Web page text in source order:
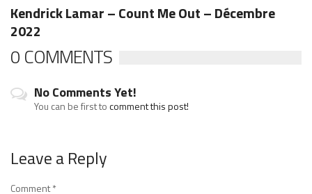
Kendrick Lamar – Count Me Out – Décembre
2022
0 COMMENTS
No Comments Yet!
You can be first tocomment this post!
Leave a Reply
Comment*